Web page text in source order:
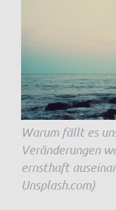
Warum fällt es
Veränderungen
ernsthaft
Unsplash.com)